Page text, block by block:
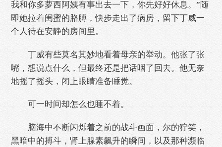
我和你多萝西阿姨有事出去一下，你先好好休息。”随
即她拉着闺蜜的胳膊，快步走出了病房，留下丁威一
个人待在安静的房间里。
丁威有些莫名其妙地看着母亲的举动。他张了张
嘴，想说点什么，但最终还是把话咽了回去。他无奈
地摇了摇头，闭上眼睛准备睡觉。
可一时间却怎么也睡不着。
脑海中不断闪烁着之前的战斗画面，尔的狞笑，
黑暗中的搏斗，肾上腺素飙升的瞬间，以及那种濒临